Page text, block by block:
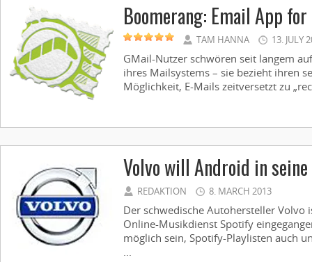
Boomerang: Email App
TAM HANNA 13. JULY
GMail-Nutzer schwören seit langem
ihres Mailsystems – sie bezieht ihren
Möglichkeit, E-Mails zeitversetzt zu
Volvo will Android in
REDAKTION 8. MARCH 2013
Der schwedische Autohersteller
Online-Musikdienst Spotify
möglich sein, Spotify-Playlisten auch
...